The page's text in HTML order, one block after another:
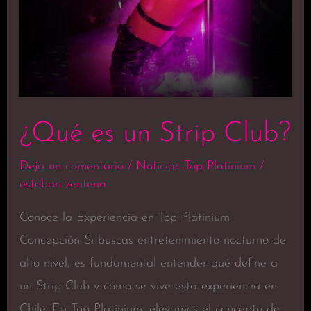
¿Qué es un Strip Club?
Deja un comentario / Noticias Top Platinium /
esteban zenteno
Conoce la Experiencia en Top Platinium
Concepción Si buscas entretenimiento nocturno de
alto nivel, es fundamental entender qué define a
un Strip Club y cómo se vive esta experiencia en